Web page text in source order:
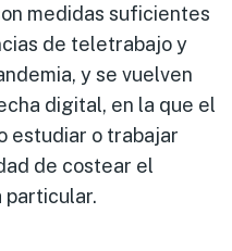
medidas suficientes
de teletrabajo y
y se vuelven
digital, en la que el
estudiar o trabajar
de costear el
particular.